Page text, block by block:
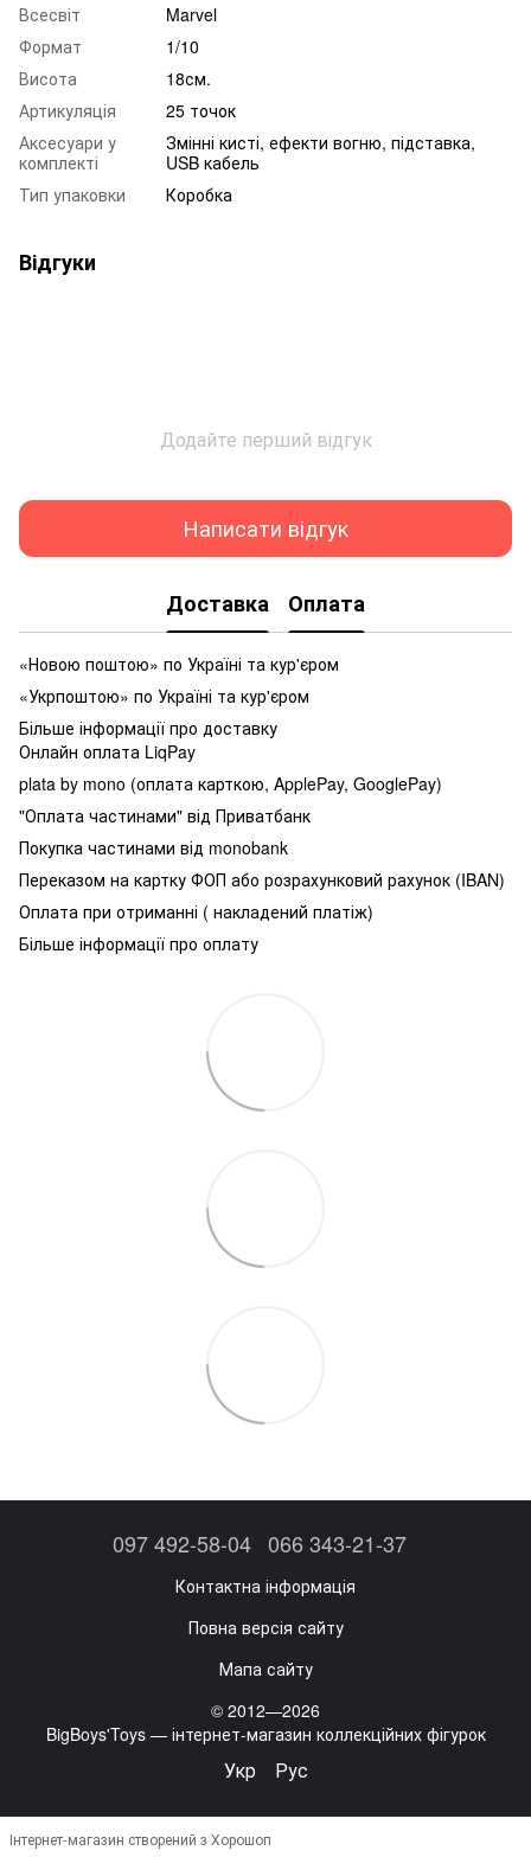
Всесвіт
Marvel
Формат
1/10
Висота
18см.
Артикуляція
25 точок
Аксесуари у
комплекті
Змінні кисті, ефекти вогню, підставка,
USB кабель
Тип упаковки
Коробка
Відгуки
Додайте перший відгук
Написати відгук
Доставка Оплата
«Новою поштою» по Україні та кур'єром
«Укрпоштою» по Україні та кур'єром
Більше інформації про доставку
Онлайн оплата LiqPay
plata by mono (оплата карткою, ApplePay, GooglePay)
"Оплата частинами" від Приватбанк
Покупка частинами від monobank
Переказом на картку ФОП або розрахунковий рахунок (IBAN)
Оплата при отриманні ( накладений платіж)
Більше інформації про оплату
097 492-58-04 066 343-21-37
Контактна інформація
Повна версія сайту
Мапа сайту
© 2012—2026
BigBoys'Toys — інтернет-магазин коллекційних фігурок
Укр Рус
Інтернет-магазин створений з Хорошоп